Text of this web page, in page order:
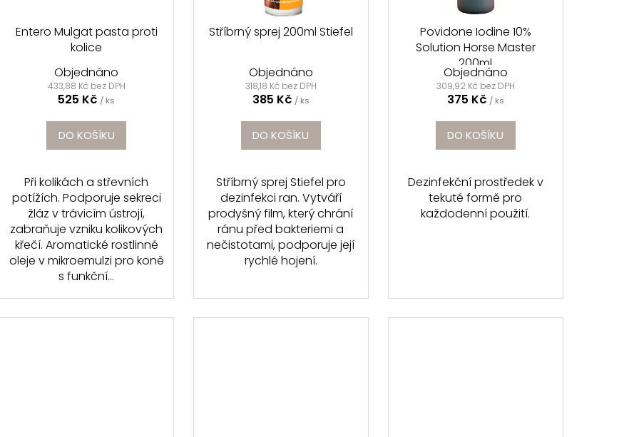
Entero Mulgat pasta proti
kolice
Objednáno
433,88 Kč bez DPH
525 Kč / ks
DO KOŠÍKU
Při kolikách a střevních
potížích. Podporuje sekreci
žláz v trávicím ústrojí,
zabraňuje vzniku kolikových
křečí. Aromatické rostlinné
oleje v mikroemulzi pro koně
s funkční...
Stříbrný sprej 200ml Stiefel
Objednáno
318,18 Kč bez DPH
385 Kč / ks
DO KOŠÍKU
Stříbrný sprej Stiefel pro
dezinfekci ran. Vytváří
prodyšný film, který chrání
ránu před bakteriemi a
nečistotami, podporuje její
rychlé hojení.
Povidone Iodine 10%
Solution Horse Master
200ml
Objednáno
309,92 Kč bez DPH
375 Kč / ks
DO KOŠÍKU
Dezinfekční prostředek v
tekuté formě pro
každodenní použití.